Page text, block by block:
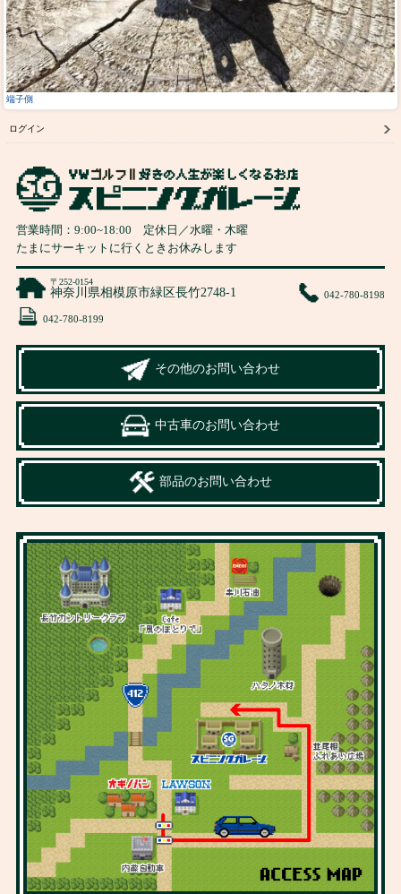
端子側
ログイン
営業時間： 9:00~18:00 定休日／水曜・木曜
たまにサーキットに行くときお休みします
〒252-0154
神奈川県相模原市緑区長竹2748-1 042-780-8198
042-780-8199
その他のお問い合わせ
中古車のお問い合わせ
部品のお問い合わせ